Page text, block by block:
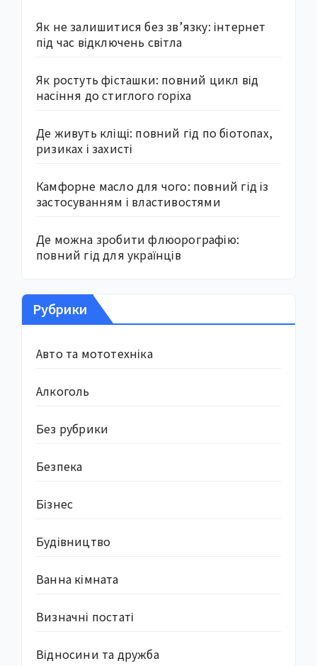
Як не залишитися без зв’язку: інтернет
під час відключень світла
Як ростуть фісташки: повний цикл від
насіння до стиглого горіха
Де живуть кліщі: повний гід по біотопах,
ризиках і захисті
Камфорне масло для чого: повний гід із
застосуванням і властивостями
Де можна зробити флюорографію:
повний гід для українців
Рубрики
Авто та мототехніка
Алкоголь
Без рубрики
Безпека
Бізнес
Будівництво
Ванна кімната
Визначні постаті
Відносини та дружба